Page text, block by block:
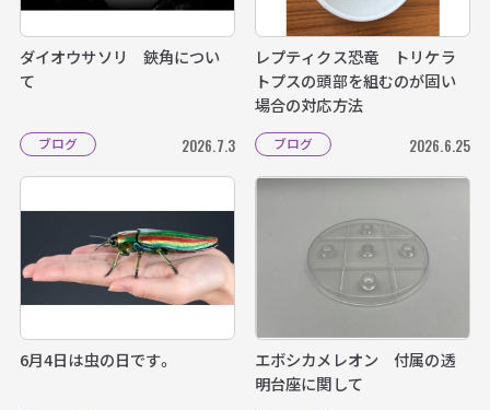
ダイオウサソリ 鋏角につい
て
ブログ 2026.7.3
レプティクス恐竜 トリケラ
トプスの頭部を組むのが固い
場合の対応方法
ブログ 2026.6.25
6月4日は虫の日です。
エボシカメレオン 付属の透
明台座に関して